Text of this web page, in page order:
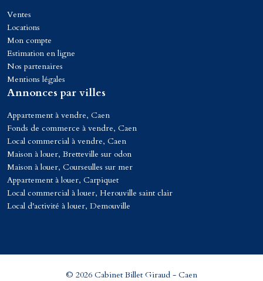
Ventes
Locations
Mon compte
Estimation en ligne
Nos partenaires
Mentions légales
Annonces par villes
Appartement à vendre, Caen
Fonds de commerce à vendre, Caen
Local commercial à vendre, Caen
Maison à louer, Bretteville sur odon
Maison à louer, Courseulles sur mer
Appartement à louer, Carpiquet
Local commercial à louer, Herouville saint clair
Local d'activité à louer, Demouville
© 2026 Cabinet Billet Giraud - Caen